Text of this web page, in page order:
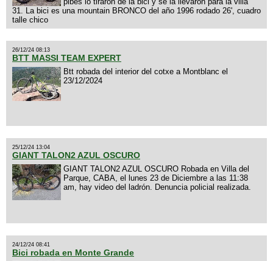
31. La bici es una mountain BRONCO del año 1996 rodado 26', cuadro
talle chico
26/12/24 08:13
BTT MASSI TEAM EXPERT
Btt robada del interior del cotxe a Montblanc el
23/12/2024
25/12/24 13:04
GIANT TALON2 AZUL OSCURO
GIANT TALON2 AZUL OSCURO Robada en Villa del
Parque, CABA, el lunes 23 de Diciembre a las 11:38
am, hay video del ladrón. Denuncia policial realizada.
24/12/24 08:41
Bici robada en Monte Grande